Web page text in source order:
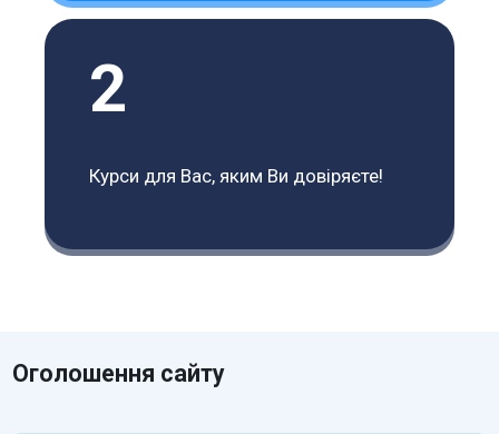
2
Курси для Вас, яким Ви довіряєте!
Оголошення сайту